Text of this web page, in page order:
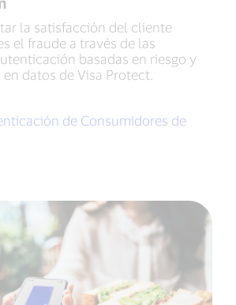
la satisfacción del cliente
el fraude a través de las
basadas en riesgo y
datos de Visa Protect.
de Consumidores de